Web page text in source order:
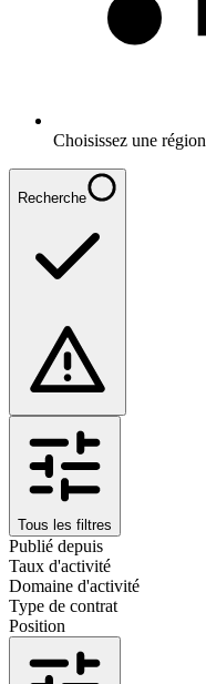
Choisissez une région
Recherche
Tous les filtres
Publié depuis
Taux d'activité
Domaine d'activité
Type de contrat
Position